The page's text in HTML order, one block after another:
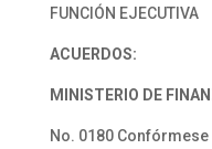
FUNCIÓN EJECUTIVA
ACUERDOS:
MINISTERIO DE
No. 0180